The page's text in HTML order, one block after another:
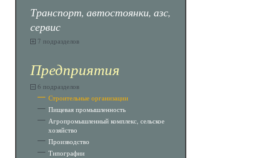
Транспорт, автостоянки, азс,
сервис
7 подразделов
Предприятия
6 подразделов
Строительные организации
Пищевая промышленность
Агропромышленный комплекс, сельское
хозяйство
Производство
Типографии